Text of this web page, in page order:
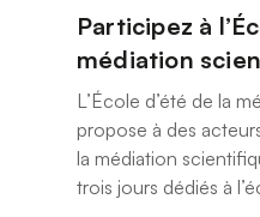
Participez à
médiation
L’École d’été de la
propose à des
la médiation
trois jours dédiés à